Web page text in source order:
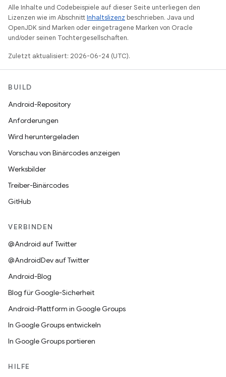
Alle Inhalte und Codebeispiele auf dieser Seite unterliegen den
Lizenzen wie im AbschnittInhaltslizenz beschrieben. Java und
OpenJDK sind Marken oder eingetragene Marken von Oracle
und/oder seinen Tochtergesellschaften.
Zuletzt aktualisiert: 2026-06-24 (UTC).
BUILD
Android-Repository
Anforderungen
Wird heruntergeladen
Vorschau von Binärcodes anzeigen
Werksbilder
Treiber-Binärcodes
GitHub
VERBINDEN
@Android auf Twitter
@AndroidDev auf Twitter
Android-Blog
Blog für Google-Sicherheit
Android-Plattform in Google Groups
In Google Groups entwickeln
In Google Groups portieren
HILFE